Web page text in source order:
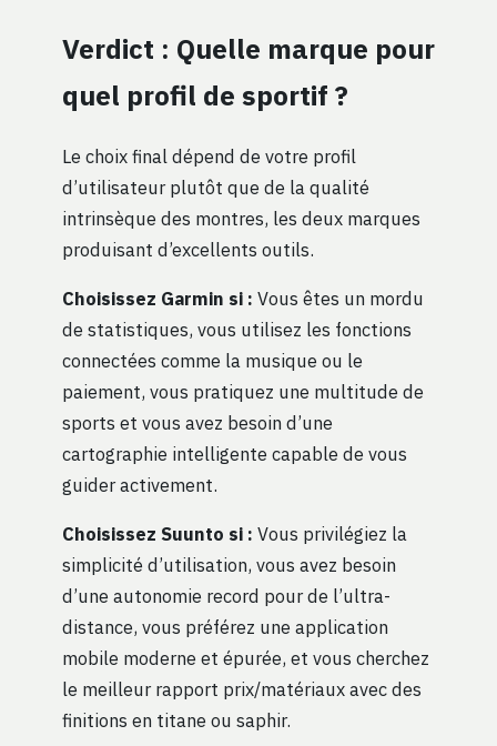
Verdict : Quelle marque pour
quel profil de sportif ?
Le choix final dépend de votre profil
d’utilisateur plutôt que de la qualité
intrinsèque des montres, les deux marques
produisant d’excellents outils.
Choisissez Garmin si : Vous êtes un mordu
de statistiques, vous utilisez les fonctions
connectées comme la musique ou le
paiement, vous pratiquez une multitude de
sports et vous avez besoin d’une
cartographie intelligente capable de vous
guider activement.
Choisissez Suunto si : Vous privilégiez la
simplicité d’utilisation, vous avez besoin
d’une autonomie record pour de l’ultra-
distance, vous préférez une application
mobile moderne et épurée, et vous cherchez
le meilleur rapport prix/matériaux avec des
finitions en titane ou saphir.